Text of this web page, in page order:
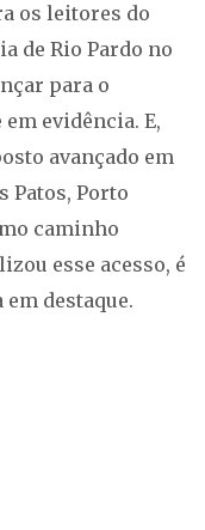
os leitores do
de Rio Pardo no
para o
evidência. E,
avançado em
Patos, Porto
caminho
esse acesso, é
destaque.